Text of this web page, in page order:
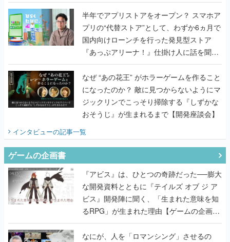
うこだわりをプロデューサーに聞いた
半年でアプリストアをオープン？ スマホア
プリの“代替ストア”として、わずか6ヵ月で
国内向けローンチを行った発見型ストア
『あっぷアリーナ！』仕掛け人に話を聞い
てみた
なぜ “あの花王” がホラーゲームを作ること
になったのか？ 敵に見つからないようにマ
ジックリンでこっそり掃除する『しずかな
おそうじ』が生まれるまで【開発座談会】
インタビューの記事一覧
ゲームの企画書
『アビス』は、ひとつの奇跡だった──膨大
な開発資料とともに『テイルズ オブ ジ ア
ビス』開発陣に聞く、「生まれた意味を知
るRPG」が生まれた理由【ゲームの企画
書】
なにが、人を「ロマンシング」させるの